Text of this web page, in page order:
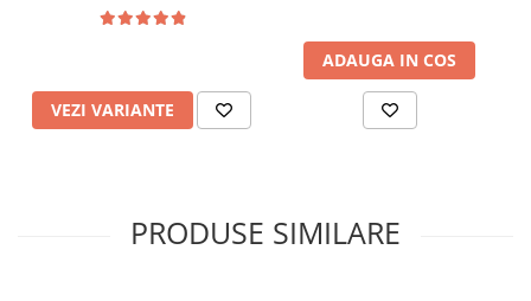
VEZI VARIANTE
ADAUGA IN COS
PRODUSE SIMILARE